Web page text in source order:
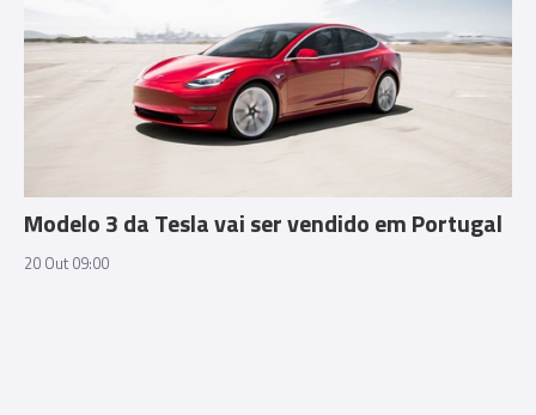
Modelo 3 da Tesla vai ser vendido em Portugal
20 Out 09:00